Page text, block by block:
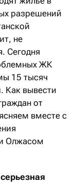
разрешений
не
Сегодня
ЖК
15 тысяч
Как вывести
от
вместе с
Олжасом